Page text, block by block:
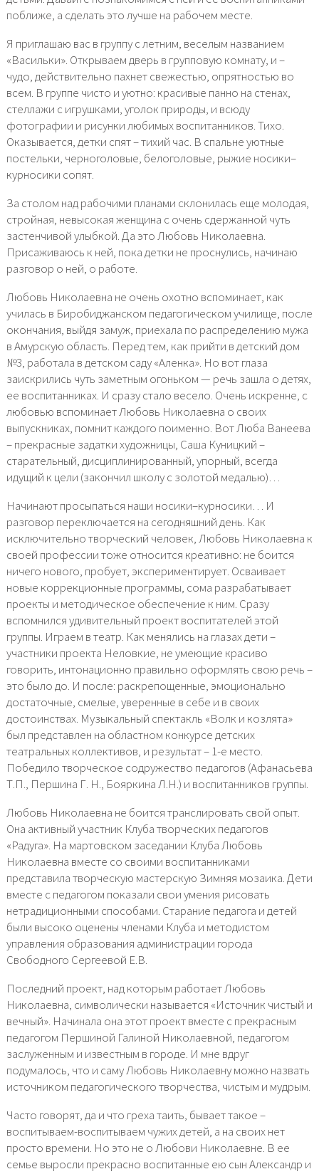
поближе, а сделать это лучше на рабочем месте.
Я приглашаю вас в группу с летним, веселым названием
«Васильки». Открываем дверь в групповую комнату, и –
чудо, действительно пахнет свежестью, опрятностью во
всем. В группе чисто и уютно: красивые панно на стенах,
стеллажи с игрушками, уголок природы, и всюду
фотографии и рисунки любимых воспитанников. Тихо.
Оказывается, детки спят – тихий час. В спальне уютные
постельки, черноголовые, белоголовые, рыжие носики–
курносики сопят.
За столом над рабочими планами склонилась еще молодая,
стройная, невысокая женщина с очень сдержанной чуть
застенчивой улыбкой. Да это Любовь Николаевна.
Присаживаюсь к ней, пока детки не проснулись, начинаю
разговор о ней, о работе.
Любовь Николаевна не очень охотно вспоминает, как
училась в Биробиджанском педагогическом училище, после
окончания, выйдя замуж, приехала по распределению мужа
в Амурскую область. Перед тем, как прийти в детский дом
№3, работала в детском саду «Аленка». Но вот глаза
заискрились чуть заметным огоньком — речь зашла о детях,
ее воспитанниках. И сразу стало весело. Очень искренне, с
любовью вспоминает Любовь Николаевна о своих
выпускниках, помнит каждого поименно. Вот Люба Ванеева
– прекрасные задатки художницы, Саша Куницкий –
старательный, дисциплинированный, упорный, всегда
идущий к цели (закончил школу с золотой медалью)…
Начинают просыпаться наши носики–курносики… И
разговор переключается на сегодняшний день. Как
исключительно творческий человек, Любовь Николаевна к
своей профессии тоже относится креативно: не боится
ничего нового, пробует, экспериментирует. Осваивает
новые коррекционные программы, сома разрабатывает
проекты и методическое обеспечение к ним. Сразу
вспомнился удивительный проект воспитателей этой
группы. Играем в театр. Как менялись на глазах дети –
участники проекта Неловкие, не умеющие красиво
говорить, интонационно правильно оформлять свою речь –
это было до. И после: раскрепощенные, эмоционально
достаточные, смелые, уверенные в себе и в своих
достоинствах. Музыкальный спектакль «Волк и козлята»
был представлен на областном конкурсе детских
театральных коллективов, и результат – 1-е место.
Победило творческое содружество педагогов (Афанасьева
Т.П., Першина Г. Н., Бояркина Л.Н.) и воспитанников группы.
Любовь Николаевна не боится транслировать свой опыт.
Она активный участник Клуба творческих педагогов
«Радуга». На мартовском заседании Клуба Любовь
Николаевна вместе со своими воспитанниками
представила творческую мастерскую Зимняя мозаика. Дети
вместе с педагогом показали свои умения рисовать
нетрадиционными способами. Старание педагога и детей
были высоко оценены членами Клуба и методистом
управления образования администрации города
Свободного Сергеевой Е.В.
Последний проект, над которым работает Любовь
Николаевна, символически называется «Источник чистый и
вечный». Начинала она этот проект вместе с прекрасным
педагогом Першиной Галиной Николаевной, педагогом
заслуженным и известным в городе. И мне вдруг
подумалось, что и саму Любовь Николаевну можно назвать
источником педагогического творчества, чистым и мудрым.
Часто говорят, да и что греха таить, бывает такое –
воспитываем-воспитываем чужих детей, а на своих нет
просто времени. Но это не о Любови Николаевне. В ее
семье выросли прекрасно воспитанные ею сын Александр и